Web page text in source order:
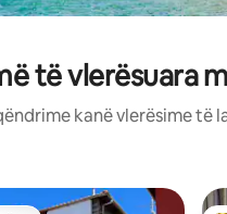
të vlerësuara
kanë vlerësime të